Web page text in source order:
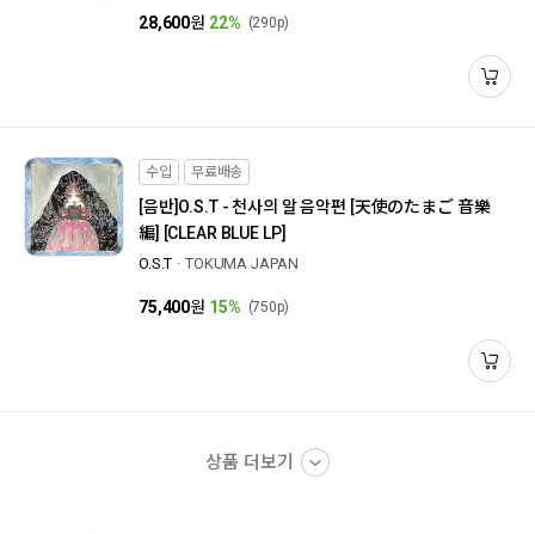
28,600원 22% (290p)
수입 무료배송
[음반]O.S.T - 천사의 알 음악편 [天使のたまご 音樂
編] [CLEAR BLUE LP]
O.S.T TOKUMA JAPAN
75,400원 15% (750p)
상품 더보기